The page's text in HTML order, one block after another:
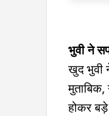
100
50
भुवी ने
खुद भुवी
होकर